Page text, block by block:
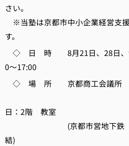
さい。
※当塾は京都市中小企業経営支
す。
◇ 日 時 8月21日、28日、9
0～17:00
◇ 場 所 京都商工会議所 8
8月28日・9
日：2階 教室
(京都市営地下鉄「丸太
結)